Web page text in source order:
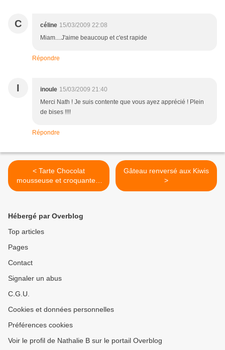
C céline 15/03/2009 22:08
Miam....J'aime beaucoup et c'est rapide
Répondre
I inoule 15/03/2009 21:40
Merci Nath ! Je suis contente que vous ayez apprécié ! Plein
de bises !!!!
Répondre
< Tarte Chocolat
mousseuse et croquante à
la fois ...
Gâteau renversé aux Kiwis
>
Hébergé par Overblog
Top articles
Pages
Contact
Signaler un abus
C.G.U.
Cookies et données personnelles
Préférences cookies
Voir le profil de Nathalie B sur le portail Overblog